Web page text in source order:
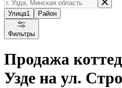
Улица1 Район
Фильтры
Продажа
Узде на ул.